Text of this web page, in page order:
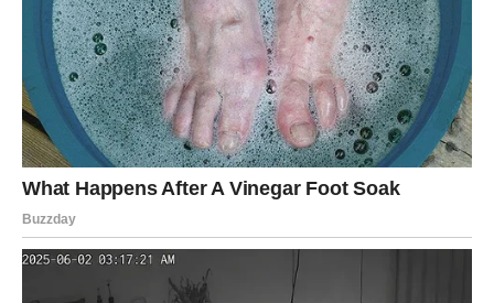
VRIJEME JE DA KONAČNO
SHVATITE KOLIKO VRIJEDITE
Previše ste energije trošili na ljude koji nisu znali cijeniti
vaše srce i trud.
Često ste sumnjali u sebe čak i onda kada ste bili mnogo
jači nego što ste mislili.